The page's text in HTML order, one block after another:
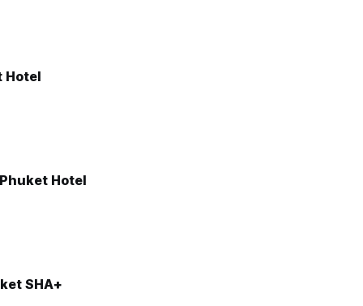
Hotel
Hotel
SHA+